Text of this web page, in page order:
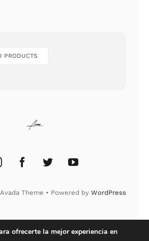
PRODUCTS
Theme • Powered by WordPress
ofrecerte la mejor experiencia en